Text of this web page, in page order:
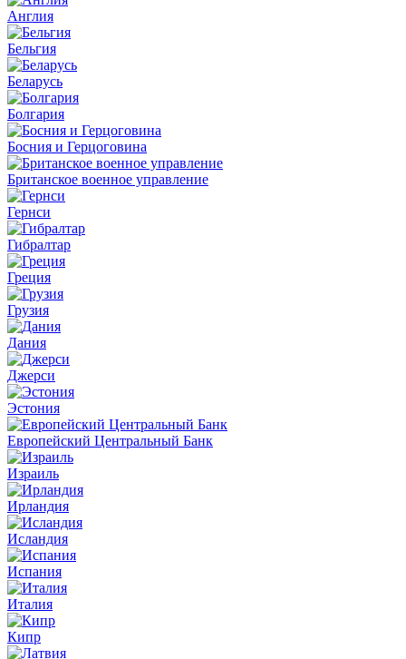
Англия
Бельгия
Беларусь
Болгария
Босния и Герцоговина
Британское военное управление
Гернси
Гибралтар
Греция
Грузия
Дания
Джерси
Эстония
Европейский Центральный Банк
Израиль
Ирландия
Исландия
Испания
Италия
Кипр